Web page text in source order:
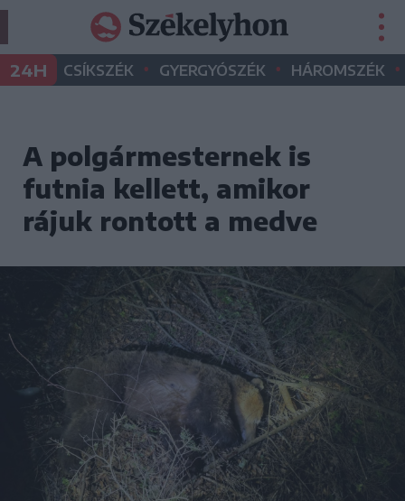
24H CSÍKSZÉK • GYERGYÓSZÉK • HÁROMSZÉK •
A polgármesternek is
futnia kellett, amikor
rájuk rontott a medve